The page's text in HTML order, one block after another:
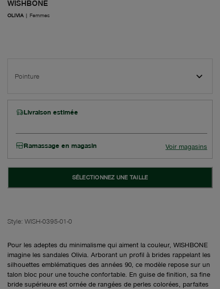
WISHBONE
OLIVIA | Femmes
Pointure
Livraison estimée
Ramassage en magasin Voir magasins
SÉLECTIONNEZ UNE TAILLE
Style: WISH-0395-01-0
Pour les adeptes du minimalisme qui aiment la couleur, WISHBONE
imagine les sandales Olivia. Arborant un profil à brides rappelant les
silhouettes emblématiques des années 90, ce modèle repose sur un
talon bloc pour une touche confortable. En guise de finition, sa fine
bride supérieure est ornée de rangées de perles colorées, parfaites